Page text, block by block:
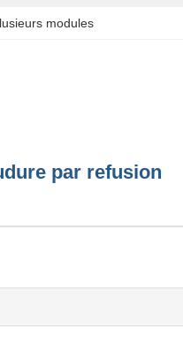
modules
par refusion